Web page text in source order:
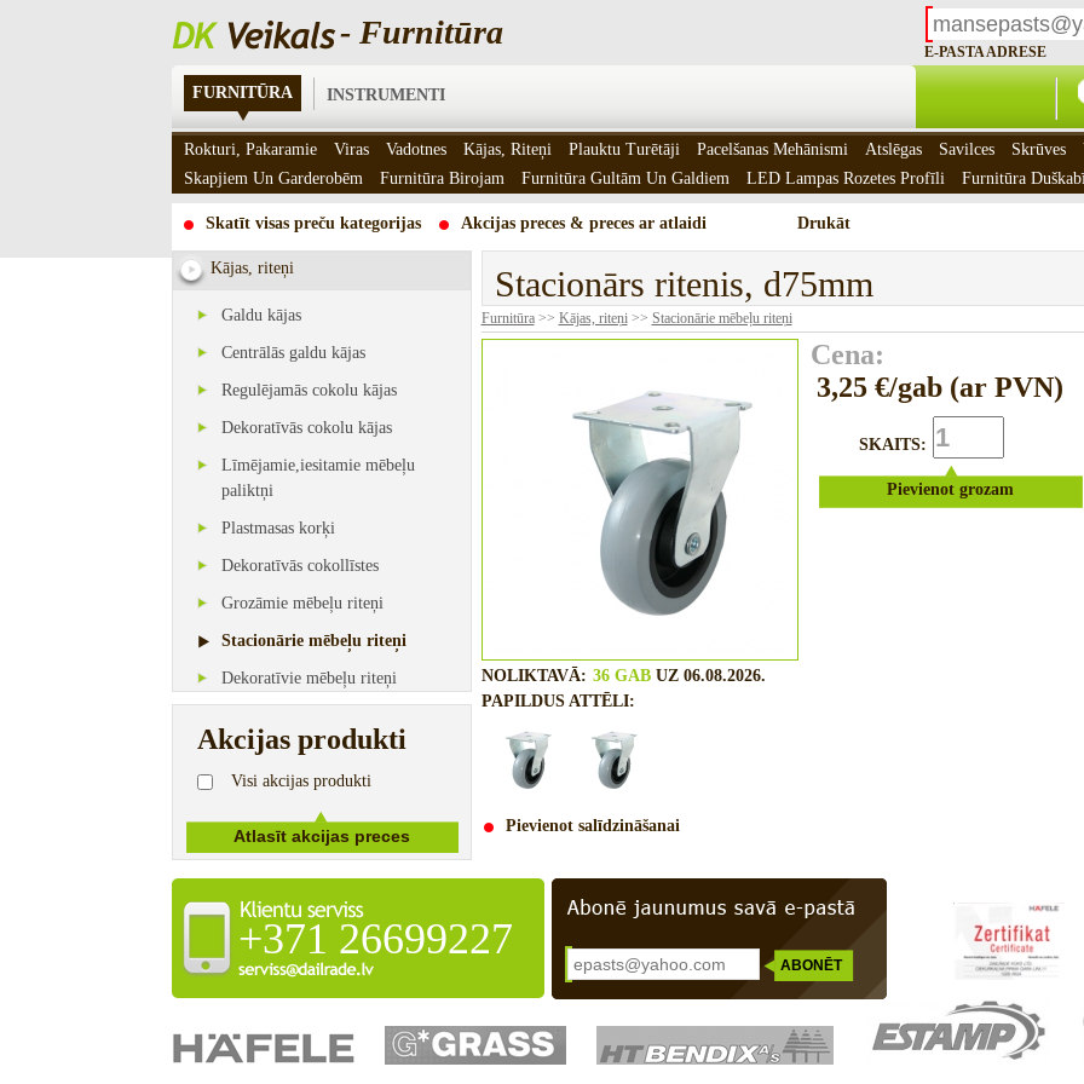
- Furnitūra
E-PASTA ADRESE
FURNITŪRA INSTRUMENTI
Skatīt visas preču kategorijas Akcijas preces & preces ar atlaidi Drukāt
Kājas, riteņi
Galdu kājas
Centrālās galdu kājas
Regulējamās cokolu kājas
Dekoratīvās cokolu kājas
Līmējamie,iesitamie mēbeļu
paliktņi
Plastmasas korķi
Dekoratīvās cokollīstes
Grozāmie mēbeļu riteņi
Stacionārie mēbeļu riteņi
Dekoratīvie mēbeļu riteņi
Akcijas produkti
Visi akcijas produkti
Stacionārs ritenis, d75mm
Furnitūra>> Kājas, riteņi>> Stacionārie mēbeļu riteņi
Cena:
3,25 €/gab (ar PVN)
SKAITS:
Pievienot grozam
NOLIKTAVĀ: 36 GABUZ 06.08.2026.
PAPILDUS ATTĒLI:
Pievienot salīdzināšanai
+371 26699227
Rokturi, Pakaramie Viras Vadotnes Kājas, Riteņi Plauktu Turētāji Pacelšanas Mehānismi Atslēgas Savilces Skrūves
Skapjiem Un Garderobēm
Furnitūra Birojam Furnitūra Gultām Un Galdiem LED Lampas Rozetes Profīli Furnitūra